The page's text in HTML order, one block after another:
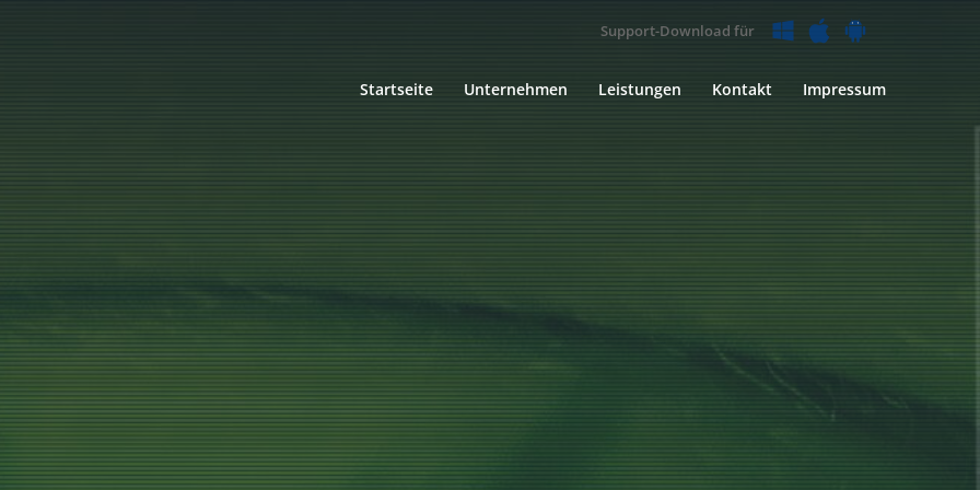
Support-Download für
Startseite Unternehmen Leistungen Kontakt Impressum